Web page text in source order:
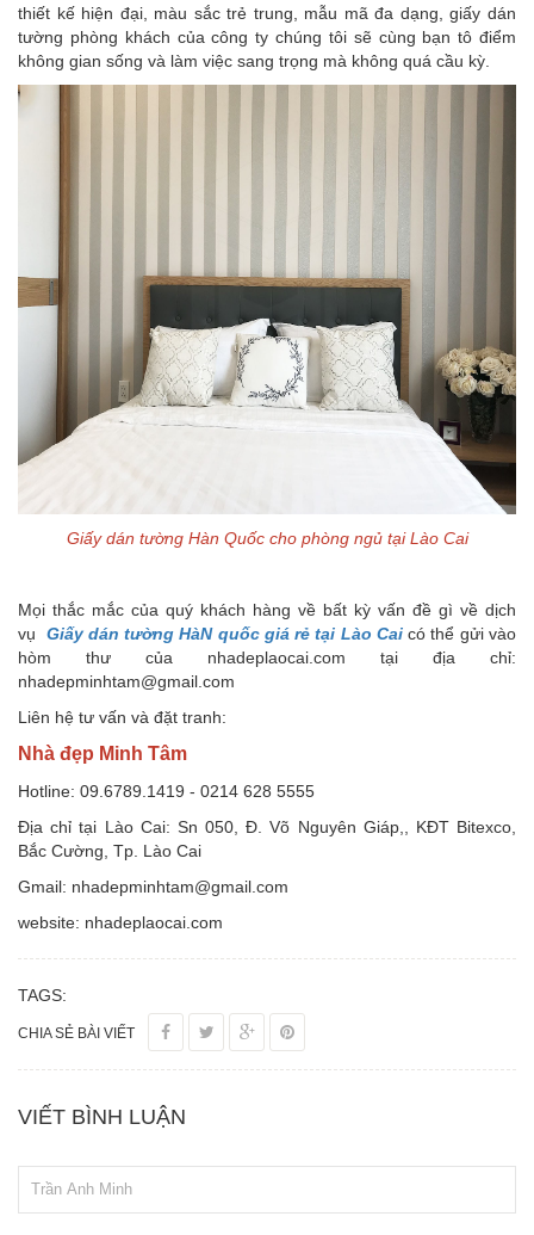
thiết kế hiện đại, màu sắc trẻ trung, mẫu mã đa dạng, giấy dán
tường phòng khách của công ty chúng tôi sẽ cùng bạn tô điểm
không gian sống và làm việc sang trọng mà không quá cầu kỳ.
Giấy dán tường Hàn Quốc cho phòng ngủ tại Lào Cai
Mọi thắc mắc của quý khách hàng về bất kỳ vấn đề gì về dịch
vụ
Giấy dán tường HàN quốc giá rẻ tại Lào Caicó thể gửi vào
hòm thư của nhadeplaocai.com tại địa chỉ:
nhadepminhtam@gmail.com
Liên hệ tư vấn và đặt tranh:
Nhà đẹp Minh Tâm
Hotline: 09.6789.1419 - 0214 628 5555
Địa chỉ tại Lào Cai: Sn 050, Đ. Võ Nguyên Giáp,, KĐT Bitexco,
Bắc Cường, Tp. Lào Cai
Gmail: nhadepminhtam@gmail.com
website: nhadeplaocai.com
TAGS:
CHIA SẺ BÀI VIẾT
VIẾT BÌNH LUẬN